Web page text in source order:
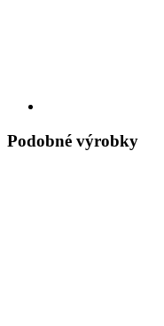
Podobné výrobky